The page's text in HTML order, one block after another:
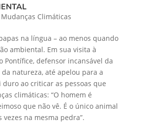
Mudanças Climáticas
na língua – ao menos quando
ambiental. Em sua visita à
Pontífice, defensor incansável da
natureza, até apelou para a
duro ao criticar as pessoas que
climáticas: “O homem é
que não vê. É o único animal
na mesma pedra”.